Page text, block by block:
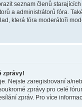
seznam členů
a administrátorů fóra.
která fóra moderátoři
zprávy!
Nejste zaregistrovaní a/
zprávy pro celé
zpráv. Pro více